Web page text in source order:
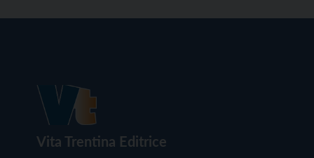
Vita Trentina Editrice